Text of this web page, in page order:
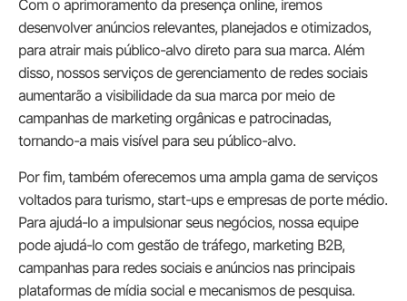
Com o aprimoramento da presença online, iremos
desenvolver anúncios relevantes, planejados e otimizados,
para atrair mais público-alvo direto para sua marca. Além
disso, nossos serviços de gerenciamento de redes sociais
aumentarão a visibilidade da sua marca por meio de
campanhas de marketing orgânicas e patrocinadas,
tornando-a mais visível para seu público-alvo.
Por fim, também oferecemos uma ampla gama de serviços
voltados para turismo, start-ups e empresas de porte médio.
Para ajudá-lo a impulsionar seus negócios, nossa equipe
pode ajudá-lo com gestão de tráfego, marketing B2B,
campanhas para redes sociais e anúncios nas principais
plataformas de mídia social e mecanismos de pesquisa.